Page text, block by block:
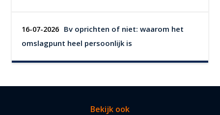
16-07-2026 Bv oprichten of niet: waarom het
omslagpunt heel persoonlijk is
Bekijk ook